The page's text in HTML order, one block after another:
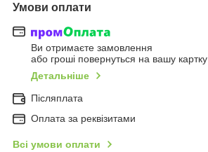
Умови оплати
Ви отримаєте замовлення
або гроші повернуться на вашу картку
Детальніше
Післяплата
Оплата за реквізитами
Всі умови оплати